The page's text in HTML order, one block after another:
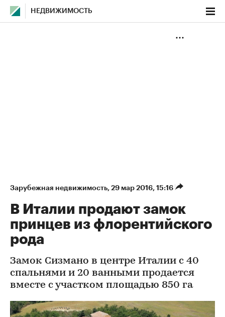
НЕДВИЖИМОСТЬ
Зарубежная недвижимость⁠, 29 мар 2016, 15:16
В Италии продают замок
принцев из флорентийского
рода
Замок Сизмано в центре Италии с 40
спальнями и 20 ванными продается
вместе с участком площадью 850 га